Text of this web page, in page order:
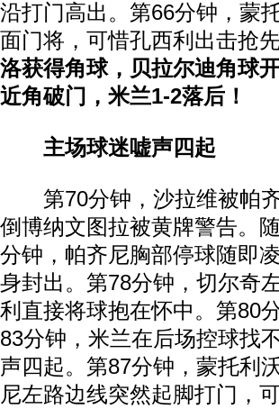
沿打门高出。第66分钟，蒙
面门将，可惜孔西利出击抢
洛获得角球，贝拉尔迪角球
近角破门，米兰1-2落后！
主场球迷嘘声四起
第70分钟，沙拉维被帕齐
倒博纳文图拉被黄牌警告。
分钟，帕齐尼胸部停球随即
身封出。第78分钟，切尔奇
利直接将球抱在怀中。第80
83分钟，米兰在后场控球找
声四起。第87分钟，蒙托利
尼左路边线突然起脚打门，